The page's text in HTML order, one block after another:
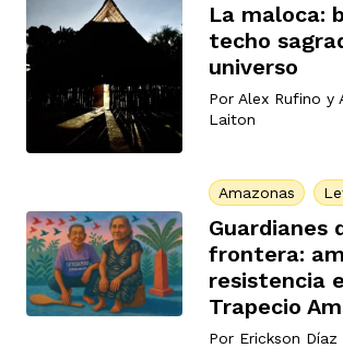
La maloca:
techo
universo
Por Alex Rufino y
Laiton
Amazonas
Guardianes
frontera:
resistencia
Trapecio
Por Erickson Díaz